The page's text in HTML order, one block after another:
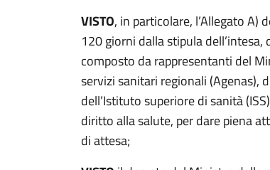
VISTO, in particolare, l’Allegato A)
120 giorni dalla stipula
composto da rappresentanti del
servizi sanitari regionali (Agenas),
dell’Istituto superiore di sanità
diritto alla salute, per dare piena
di attesa;